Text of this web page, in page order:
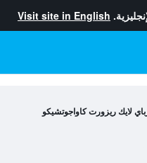
Visit site in English
لايك ريزورت كاواجوتشيكو